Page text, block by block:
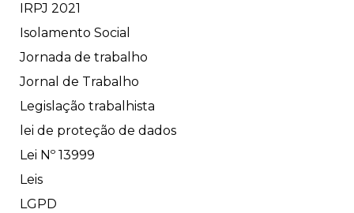
IRPJ 2021
Isolamento Social
Jornada de trabalho
Jornal de Trabalho
Legislação trabalhista
lei de proteção de dados
Lei Nº 13999
Leis
LGPD